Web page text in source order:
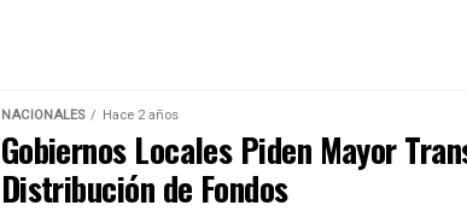
NACIONALES Hace 2 años
Gobiernos Locales Piden Mayor
Distribución de Fondos